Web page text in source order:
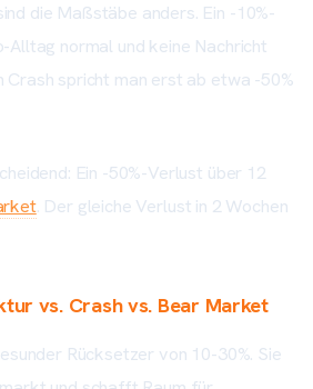
die Maßstäbe anders. Ein -10%-
Alltag normal und keine Nachricht
Crash spricht man erst ab etwa -50%
Ein -50%-Verlust über 12
. Der gleiche Verlust in 2 Wochen
vs. Crash vs. Bear Market
Rücksetzer von 10-30%. Sie